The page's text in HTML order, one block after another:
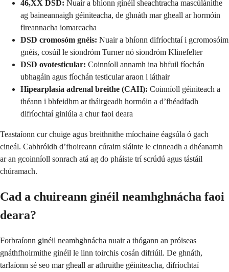
46,XX DSD: Nuair a bhíonn ginéil sheachtracha mascúlánithe
ag baineannaigh géiniteacha, de ghnáth mar gheall ar hormóin
fireannacha iomarcacha
DSD cromosóm gnéis: Nuair a bhíonn difríochtaí i gcromosóim
gnéis, cosúil le siondróm Turner nó siondróm Klinefelter
DSD ovotesticular: Coinníoll annamh ina bhfuil fíochán
ubhagáin agus fíochán testicular araon i láthair
Hipearplasia adrenal breithe (CAH): Coinníoll géiniteach a
théann i bhfeidhm ar tháirgeadh hormóin a d’fhéadfadh
difríochtaí giniúla a chur faoi deara
Teastaíonn cur chuige agus breithnithe míochaine éagsúla ó gach
cineál. Cabhróidh d’fhoireann cúraim sláinte le cinneadh a dhéanamh
ar an gcoinníoll sonrach atá ag do pháiste trí scrúdú agus tástáil
chúramach.
Cad a chuireann ginéil neamhghnácha faoi
deara?
Forbraíonn ginéil neamhghnácha nuair a thógann an próiseas
gnáthfhoirmithe ginéil le linn toirchis cosán difriúil. De ghnáth,
tarlaíonn sé seo mar gheall ar athruithe géiniteacha, difríochtaí